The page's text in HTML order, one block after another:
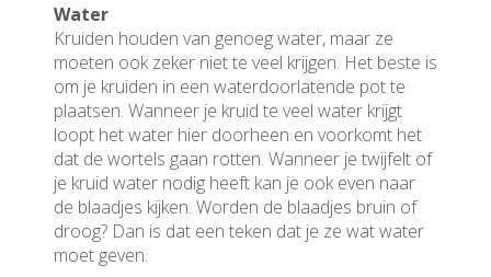
Water
Kruiden houden van genoeg water, maar ze
moeten ook zeker niet te veel krijgen. Het beste is
om je kruiden in een waterdoorlatende pot te
plaatsen. Wanneer je kruid te veel water krijgt
loopt het water hier doorheen en voorkomt het
dat de wortels gaan rotten. Wanneer je twijfelt of
je kruid water nodig heeft kan je ook even naar
de blaadjes kijken. Worden de blaadjes bruin of
droog? Dan is dat een teken dat je ze wat water
moet geven.